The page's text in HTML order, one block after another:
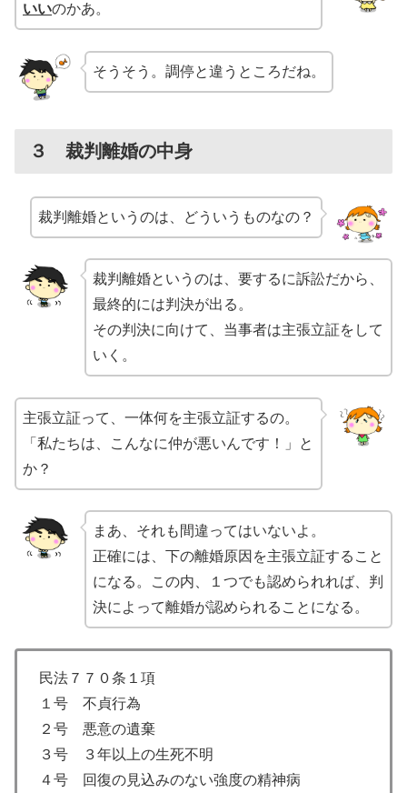
いいのかあ。
そうそう。調停と違うところだね。
３ 裁判離婚の中身
裁判離婚というのは、どういうものなの？
裁判離婚というのは、要するに訴訟だから、
最終的には判決が出る。
その判決に向けて、当事者は主張立証をして
いく。
主張立証って、一体何を主張立証するの。
「私たちは、こんなに仲が悪いんです！」と
か？
まあ、それも間違ってはいないよ。
正確には、下の離婚原因を主張立証すること
になる。この内、１つでも認められれば、判
決によって離婚が認められることになる。
民法７７０条１項
１号 不貞行為
２号 悪意の遺棄
３号 ３年以上の生死不明
４号 回復の見込みのない強度の精神病